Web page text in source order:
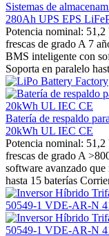
Sistemas de
280Ah UPS EPS
Potencia nominal:
frescas de grado A 7
BMS inteligente con
Soporta en paralelo
Batería de respaldo
20kWh UL IEC CE
Potencia nominal:
frescas de grado A
software avanzado
hasta 15 baterías